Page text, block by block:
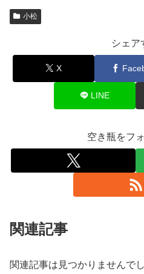
小松
シェア
X
LINE
空き瓶をフ
関連記事
関連記事は見つかりませんでし